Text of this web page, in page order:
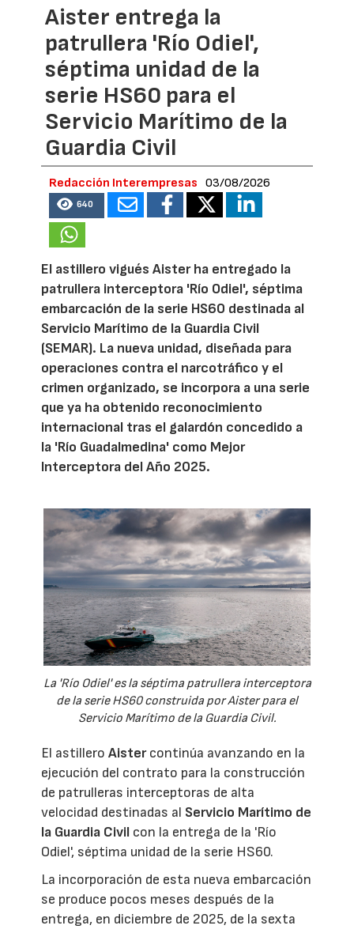
Aister entrega la
patrullera 'Río Odiel',
séptima unidad de la
serie HS60 para el
Servicio Marítimo de la
Guardia Civil
Redacción Interempresas 03/08/2026
640
El astillero vigués Aister ha entregado la
patrullera interceptora 'Río Odiel', séptima
embarcación de la serie HS60 destinada al
Servicio Marítimo de la Guardia Civil
(SEMAR). La nueva unidad, diseñada para
operaciones contra el narcotráfico y el
crimen organizado, se incorpora a una serie
que ya ha obtenido reconocimiento
internacional tras el galardón concedido a
la 'Río Guadalmedina' como Mejor
Interceptora del Año 2025.
La 'Río Odiel' es la séptima patrullera interceptora
de la serie HS60 construida por Aister para el
Servicio Marítimo de la Guardia Civil.
El astilleroAistercontinúa avanzando en la
ejecución del contrato para la construcción
de patrulleras interceptoras de alta
velocidad destinadas al Servicio Marítimo de
la Guardia Civil con la entrega de la 'Río
Odiel', séptima unidad de la serie HS60.
La incorporación de esta nueva embarcación
se produce pocos meses después de la
entrega, en diciembre de 2025, de la sexta